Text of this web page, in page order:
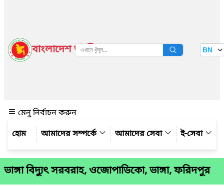
বাংলাদেশ জাতীয় তথ্য বাতায়ন BN
মেনু নির্বাচন করুন
আমাদের সম্পর্কে
আমাদের সেবা ই-সেবা
ভাঙ্গা বিদ্যুৎ সরবরাহ, ওজোপাডিকো, ভাঙ্গা, ফরিদপুর